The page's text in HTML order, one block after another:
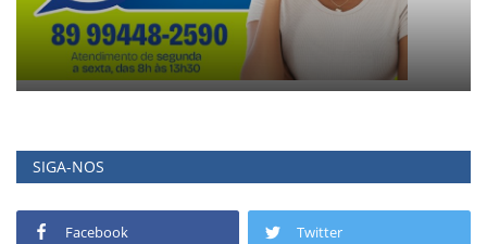
SIGA-NOS
Facebook Twitter